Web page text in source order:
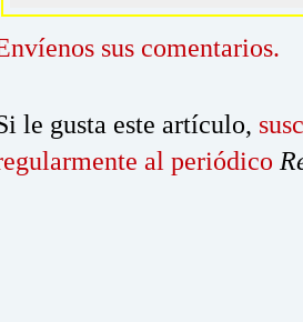
sus comentarios.
le gusta este artículo,
al periódico